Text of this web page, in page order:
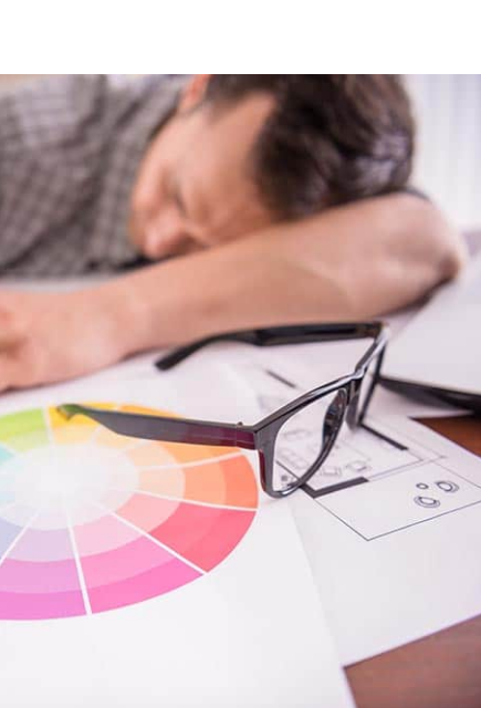
(причината, поради която отравянето с въглероден